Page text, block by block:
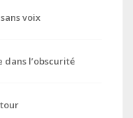
voix
dans l’obscurité